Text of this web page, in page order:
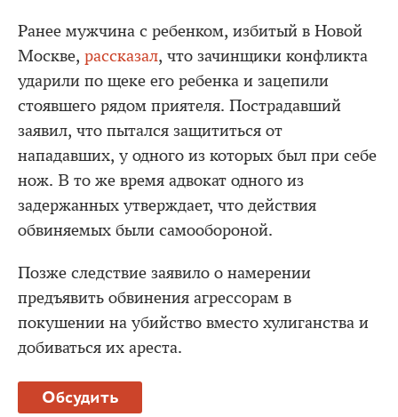
Ранее мужчина с ребенком, избитый в Новой
Москве, рассказал, что зачинщики конфликта
ударили по щеке его ребенка и зацепили
стоявшего рядом приятеля. Пострадавший
заявил, что пытался защититься от
нападавших, у одного из которых был при себе
нож. В то же время адвокат одного из
задержанных утверждает, что действия
обвиняемых были самообороной.
Позже следствие заявило о намерении
предъявить обвинения агрессорам в
покушении на убийство вместо хулиганства и
добиваться их ареста.
Обсудить